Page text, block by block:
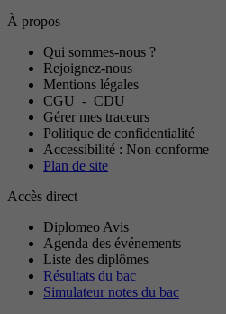
À propos
Qui sommes-nous ?
Rejoignez-nous
Mentions légales
CGU - CDU
Gérer mes traceurs
Politique de confidentialité
Accessibilité : Non conforme
Plan de site
Accès direct
Diplomeo Avis
Agenda des événements
Liste des diplômes
Résultats du bac
Simulateur notes du bac